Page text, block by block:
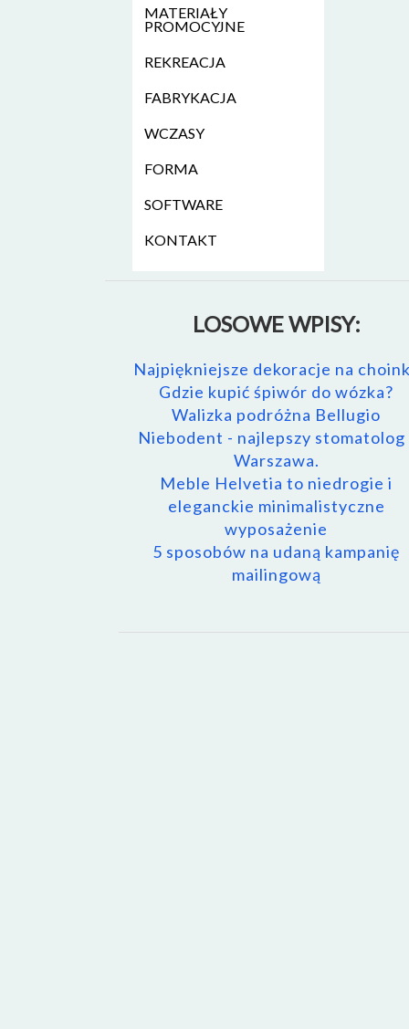
MATERIAŁY
PROMOCYJNE
REKREACJA
FABRYKACJA
WCZASY
FORMA
SOFTWARE
KONTAKT
LOSOWE WPISY:
Najpiękniejsze dekoracje na
Gdzie kupić śpiwór do wózka?
Walizka podróżna Bellugio
Niebodent - najlepszy stomatolog
Warszawa.
Meble Helvetia to niedrogie i
eleganckie minimalistyczne
wyposażenie
5 sposobów na udaną kampanię
mailingową